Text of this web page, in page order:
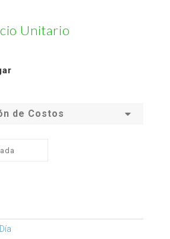
Unitario
de Costos